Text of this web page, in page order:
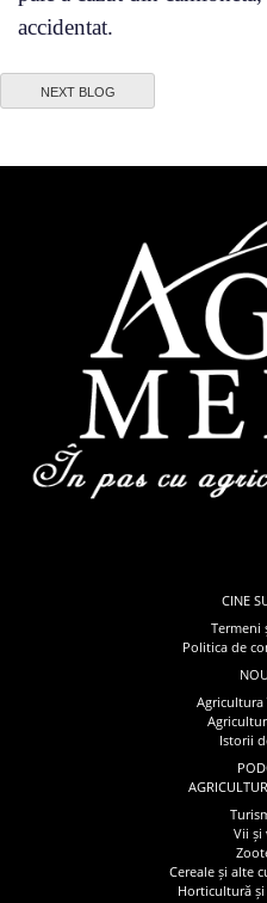
accidentat.
NEXT BLOG
CINE
Termeni
Politica de
Istorii
Vii și
Cereale și alte
Horticultură